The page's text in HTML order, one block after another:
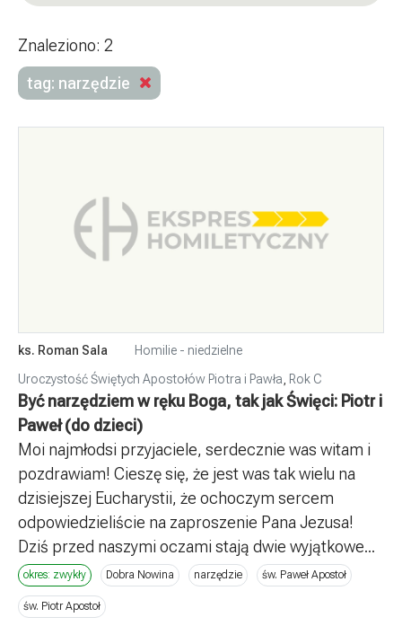
Znaleziono: 2
tag: narzędzie
ks. Roman Sala
Homilie - niedzielne
Uroczystość Świętych Apostołów Piotra i Pawła
Rok C
Być narzędziem w ręku Boga, tak jak Święci: Piotr i
Paweł (do dzieci)
Moi najmłodsi przyjaciele, serdecznie was witam i
pozdrawiam! Cieszę się, że jest was tak wielu na
dzisiejszej Eucharystii, że ochoczym sercem
odpowiedzieliście na zaproszenie Pana Jezusa!
Dziś przed naszymi oczami stają dwie wyjątkowe...
okres: zwykły Dobra Nowina narzędzie św. Paweł Apostoł
św. Piotr Apostoł